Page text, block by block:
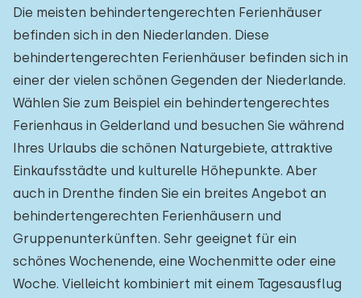
Die meisten behindertengerechten Ferienhäuser
befinden sich in den Niederlanden. Diese
behindertengerechten Ferienhäuser befinden sich in
einer der vielen schönen Gegenden der Niederlande.
Wählen Sie zum Beispiel ein behindertengerechtes
Ferienhaus in Gelderland und besuchen Sie während
Ihres Urlaubs die schönen Naturgebiete, attraktive
Einkaufsstädte und kulturelle Höhepunkte. Aber
auch in Drenthe finden Sie ein breites Angebot an
behindertengerechten Ferienhäusern und
Gruppenunterkünften. Sehr geeignet für ein
schönes Wochenende, eine Wochenmitte oder eine
Woche. Vielleicht kombiniert mit einem Tagesausflug